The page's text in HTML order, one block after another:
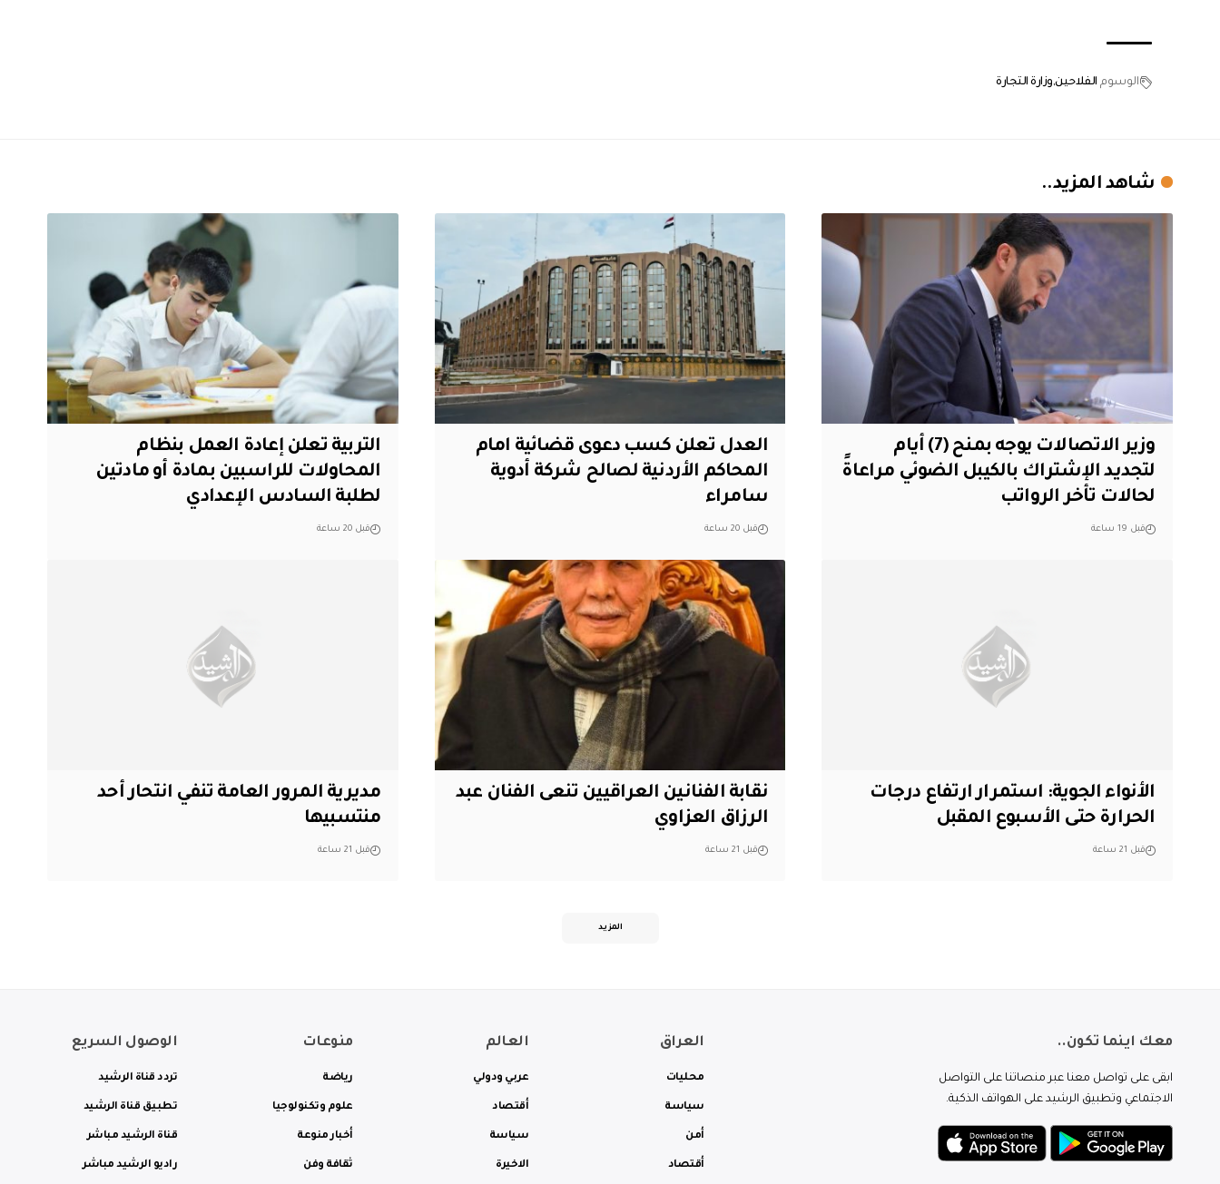
الوسوم الفلاحين وزارة التجارة
شاهد المزيد..
وزير الاتصالات يوجه بمنح (7) أيام
لتجديد الإشتراك بالكيبل الضوئي مراعاةً
لحالات تأخر الرواتب
قبل 19 ساعة
العدل تعلن كسب دعوى قضائية امام
المحاكم الأردنية لصالح شركة أدوية
سامراء
قبل 20 ساعة
التربية تعلن إعادة العمل بنظام
المحاولات للراسبين بمادة أو مادتين
لطلبة السادس الإعدادي
قبل 20 ساعة
الأنواء الجوية: استمرار ارتفاع درجات
الحرارة حتى الأسبوع المقبل
قبل 21 ساعة
نقابة الفنانين العراقيين تنعى الفنان عبد
الرزاق العزاوي
قبل 21 ساعة
مديرية المرور العامة تنفي انتحار أحد
منتسبيها
قبل 21 ساعة
المزيد
معك اينما تكون..
ابقى على تواصل معنا عبر منصاتنا على التواصل
الاجتماعي وتطبيق الرشيد على الهواتف الذكية.
العراق
محليات
سياسة
أمن
أقتصاد
العالم
عربي ودولي
أقتصاد
سياسة
الاخيرة
منوعات
رياضة
علوم وتكنولوجيا
أخبار منوعة
ثقافة وفن
الوصول السريع
تردد قناة الرشيد
تطبيق قناة الرشيد
قناة الرشيد مباشر
راديو الرشيد مباشر